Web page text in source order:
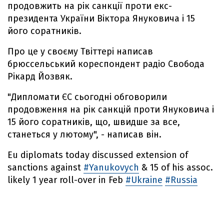
продовжить на рік санкції проти екс-
президента України Віктора Януковича і 15
його соратників.
Про це у своєму Твіттері написав
брюссельський кореспондент радіо Свобода
Рікард Йозвяк.
"Дипломати ЄС сьогодні обговорили
продовження на рік санкцій проти Януковича і
15 його соратників, що, швидше за все,
станеться у лютому", - написав він.
Eu diplomats today discussed extension of
sanctions against #Yanukovych & 15 of his assoc.
likely 1 year roll-over in Feb #Ukraine #Russia